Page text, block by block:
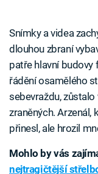
Snímky a videa
dlouhou zbraní
patře hlavní budovy
řádění osamělého
sebevraždu,
zraněných.
přinesl, ale hrozil
Mohlo by vás
nejtragičtější